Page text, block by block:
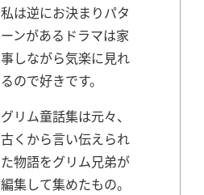
私は逆にお決まりパタ
ーンがあるドラマは家
事しながら気楽に見れ
るので好きです。
グリム童話集は元々、
古くから言い伝えられ
た物語をグリム兄弟が
編集して集めたもの。